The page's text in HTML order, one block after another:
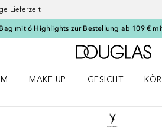
Lieferzeit
mit 6 Highlights zur Bestellung ab 109 €
MAKE-UP
GESICHT